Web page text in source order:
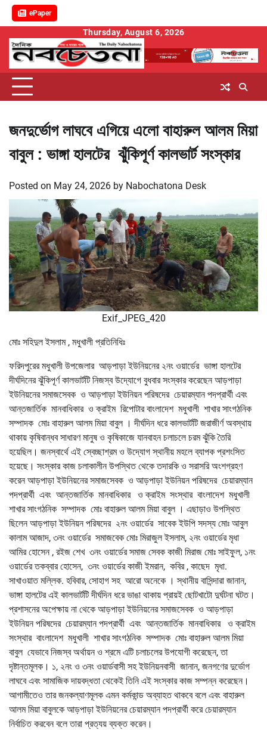
ePaper
content
Thursday, August 6, 2026
জনদুর্ভোগ লাঘবে এগিয়ে এলো বাহারুল আলম মিয়া
বাবুল : ভাঙ্গা হালটের ঝুঁকিপূর্ণ কালভার্ট সংস্কার
Posted on May 24, 2026 by Nabochatona Desk
Exif_JPEG_420
মোঃ সহিদুল ইসলাম , মধুখালী প্রতিনিধিঃ
ফরিদপুরের মধুখালী উপজেলার আড়পাড়া ইউনিয়নের ২নং ওয়ার্ডের ভাঙ্গা হালটের
দীর্ঘদিনের ঝুঁকিপূর্ণ কালভার্টটি নিজস্ব উদ্যোগে বুধবার সংস্কার করেছেন আড়পাড়া
ইউনিয়নের সমাজসেবক ও আড়পাড়া ইউনিয়ন পরিষদের চেয়ারম্যান পদপ্রার্থী এবং
আন্তজার্তিক মানবাধিকার ও ক্রাইম রিপোটার বাংলাদেশ মধুখালী শাখার সাংগঠনিক
সম্পাদক মোঃ বাহারুল আলম মিয়া বাবুল । দীর্ঘদিন ধরে কালভার্টটি জরাজীর্ণ অবস্থায়
থাকায় কৃষিবান্ধব সাধারণ মানুষ ও কৃষিকাজে যানবাহন চলাচলে চরম ঝুঁকি তৈরি
হয়েছিল। জনস্বার্থে এই স্বেচ্ছাশ্রম ও উদ্যোগ স্থানীয় মহলে ব্যাপক প্রশংসিত
হয়েছে। সংস্কার কাজ চলাকালীন উপস্থিত থেকে তদারকি ও সরাসরি অংশগ্রহণ
করেন আড়পাড়া ইউনিয়নের সমাজসেবক ও আড়পাড়া ইউনিয়ন পরিষদের চেয়ারম্যান
পদপ্রার্থী এবং আন্তজার্তিক মানবাধিকার ও ক্রাইম সংস্থার বাংলাদেশ মধুখালী
শাখার সাংগঠনিক সম্পাদক মোঃ বাহারুল আলম মিয়া বাবুল । এছাড়াও উপস্থিত
ছিলেন আড়পাড়া ইউনিয়ন পরিষদের ২নং ওয়ার্ডের সাবেক ইউপি সদস্য মোঃ আবুল
কালাম আজাদ, ৩নং ওয়ার্ডের সমাজবেক মোঃ মিরাজুল ইসলাম, ২নং ওয়ার্ডের মৃধা
আমির হোসেন , রইজ শেখ ৩নং ওয়ার্ডের সমাজ সেবক কাজী মিরাজ মোঃ সাইফুল, ১নং
ওয়ার্ডের তকব্বার হোসেন, ৩নং ওয়ার্ডের কাজী ইমরান, কবির , কাছেদ মৃধা.
সাখাওয়াত মল্লিক. হবিবার, সোহাগ সহ আরো অনেকে । স্থানীয় বাসিন্দারা জানান,
ভাঙ্গা হালটের এই কালভার্টটি দীর্ঘদিন ধরে ভাঙা থাকায় প্রায়ই ছোটখাটো দুর্ঘটনা ঘটত।
প্রশাসনের অপেক্ষায় না থেকে আড়পাড়া ইউনিয়নের সমাজসেবক ও আড়পাড়া
ইউনিয়ন পরিষদের চেয়ারম্যান পদপ্রার্থী এবং আন্তজার্তিক মানবাধিকার ও ক্রাইম
সংস্থার বাংলাদেশ মধুখালী শাখার সাংগঠনিক সম্পাদক মোঃ বাহারুল আলম মিয়া
বাবুল যেভাবে নিজস্ব অর্থায়ন ও শ্রমে এটি চলাচলের উপযোগী করেছেন, তা
দৃষ্টান্তমূলক। ১, ২নং ও ৩নং ওয়ার্ডবাসী সহ ইউনিয়নবাসী জানান, জনগণের দুর্ভোগ
লাঘবে এবং সামাজিক দায়বদ্ধতা থেকেই তিনি এই সংস্কার কাজ সম্পন্ন করেছেন।
আগামীতেও তার জনকল্যাণমূলক এমন কর্মকান্ড অব্যাহত থাকবে বলে এবং বাহারুল
আলম মিয়া বাবুলকে আড়পাড়া ইউনিয়নের চেয়ারম্যান পদপ্রার্থী করে চেয়ারম্যান
নির্বাচিত করবেন বলে তারা প্রত্যয় ব্যক্ত করেন।